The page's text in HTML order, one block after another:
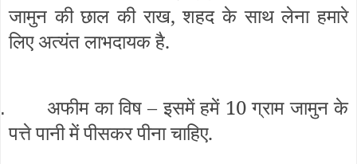
जामुन की छाल की राख, शहद के साथ लेना हमारे
लिए अत्यंत लाभदायक है.
अफीम का विष – इसमें हमें 10 ग्राम जामुन के
पत्ते पानी में पीसकर पीना चाहिए.